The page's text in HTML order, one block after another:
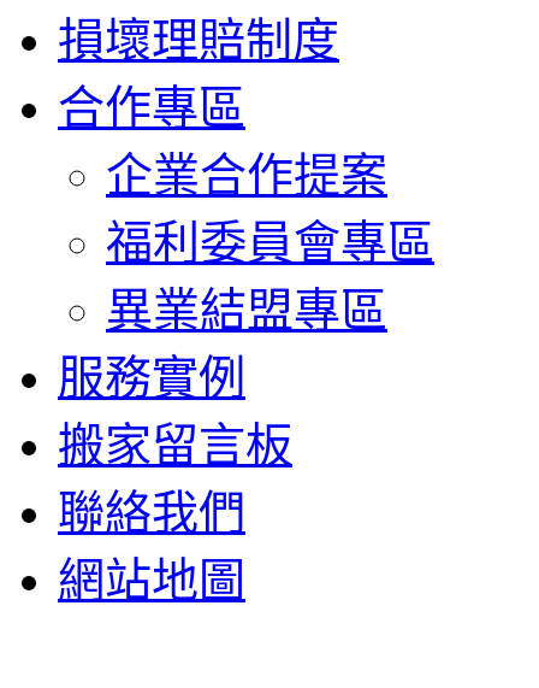
損壞理賠制度
合作專區
企業合作提案
福利委員會專區
異業結盟專區
服務實例
搬家留言板
聯絡我們
網站地圖